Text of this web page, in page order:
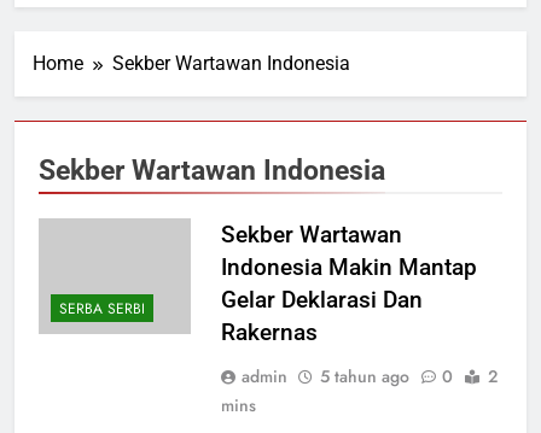
Home Sekber Wartawan Indonesia
Sekber Wartawan Indonesia
SERBA SERBI
Sekber Wartawan
Indonesia Makin Mantap
Gelar Deklarasi Dan
Rakernas
admin 5 tahun ago 0
2
mins